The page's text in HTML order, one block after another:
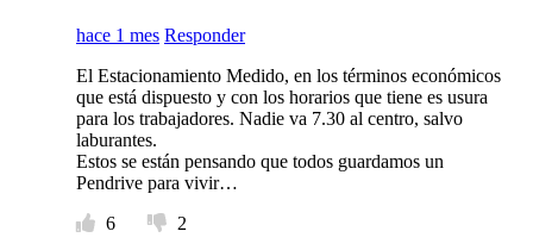
hace 1 mes Responder
El Estacionamiento Medido, en los términos económicos
que está dispuesto y con los horarios que tiene es usura
para los trabajadores. Nadie va 7.30 al centro, salvo
laburantes.
Estos se están pensando que todos guardamos un
Pendrive para vivir…
6
2